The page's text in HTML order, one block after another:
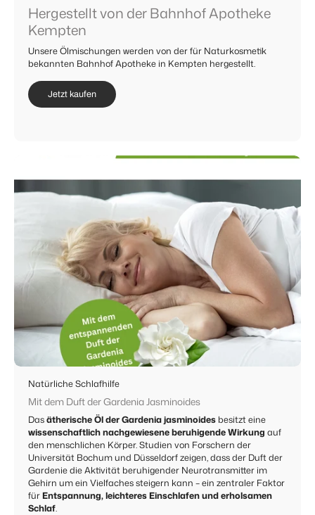
Hergestellt von der Bahnhof Apotheke
Kempten
Unsere Ölmischungen werden von der für Naturkosmetik
bekannten Bahnhof Apotheke in Kempten hergestellt.
Jetzt kaufen
Natürliche Schlafhilfe
Mit dem Duft der Gardenia Jasminoides
Dasätherische Öl der Gardenia jasminoides besitzt eine
wissenschaftlich nachgewiesene beruhigende Wirkung auf
den menschlichen Körper. Studien von Forschern der
Universität Bochum und Düsseldorf zeigen, dass der Duft der
Gardenie die Aktivität beruhigender Neurotransmitter im
Gehirn um ein Vielfaches steigern kann – ein zentraler Faktor
fürEntspannung, leichteres Einschlafen und erholsamen
Schlaf.